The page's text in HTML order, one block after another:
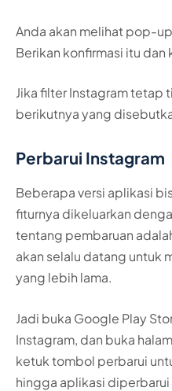
Anda akan melihat pop-
Berikan konfirmasi itu
Jika filter Instagram tetap
berikutnya yang
Perbarui Instagram
Beberapa versi aplikasi
fiturnya dikeluarkan
tentang pembaruan
akan selalu datang untuk
yang lebih lama.
Jadi buka Google Play
Instagram, dan buka
ketuk tombol perbarui
hingga aplikasi